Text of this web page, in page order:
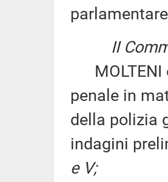
II
MOLTENI
penale in
della polizia
indagini
e V;